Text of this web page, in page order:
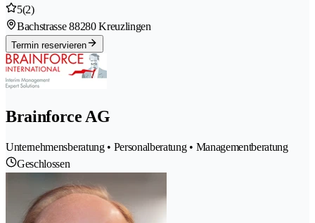
5(2)
Bachstrasse 88280 Kreuzlingen
Termin reservieren
Brainforce AG
Unternehmensberatung • Personalberatung • Managementberatung
Geschlossen